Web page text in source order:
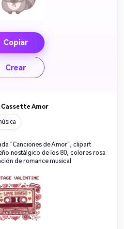
Copiar
Crear
Cassette Amor
"Canciones de Amor", clipart
nostálgico de los 80, colores rosa
de romance musical